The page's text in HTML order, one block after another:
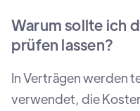
Warum sollte ich
prüfen lassen?
In Verträgen werden
verwendet, die